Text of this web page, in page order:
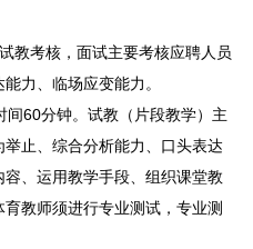
教考核，面试主要考核应聘人员
力、临场应变能力。
60分钟。试教（片段教学）主
止、综合分析能力、口头表达
、运用教学手段、组织课堂教
教师须进行专业测试，专业测